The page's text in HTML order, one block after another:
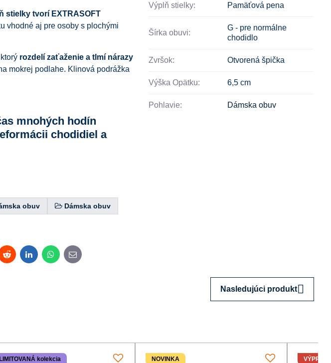
stielky tvorí EXTRASOFT
vhodné aj pre osoby s plochými
rozdelí zaťaženie a tlmí nárazy
mokrej podlahe. Klinová podrážka
mnohých hodín
chodidiel a
obuv Dámska obuv
Výplň stielky: Pamäťová pena
Šírka obuvi:
G - pre normálne
chodidlo
Zvršok: Otvorená špička
Výška Opätku: 6,5 cm
Pohlavie: Dámska obuv
RedditLinkedInWhatsApp
E-
mail
Nasledujúci produkt
kolekcia
NOVINKA